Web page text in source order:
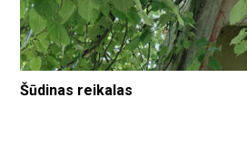
Šūdinas reikalas